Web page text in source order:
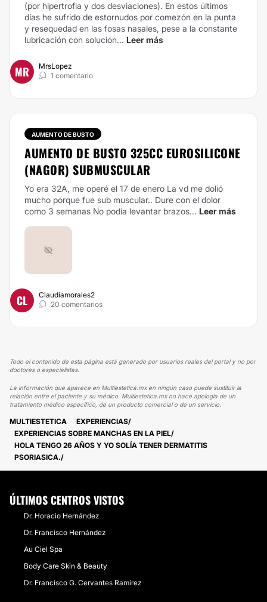
(por hipertrofia y dos desviaciones). En estos últimos
días he sufrido de estornudos por comezón en la punta
y resequedad en las fosas nasales, pese a la constante
lubricación con solución... Leer más
MR
MrsLopez
1 comentario
AUMENTO DE BUSTO
AUMENTO DE BUSTO 325CC EUROSILICONE
(NAGOR) SUBMUSCULAR
Yo era 32A, me operé el 17 de enero La vd me dolió
mucho porque fue sub muscular.. Dure con el dolor
como 3 semanas No podía levantar brazos... Leer más
CL
Claudiamorales2
20 comentarios
Todo el contenido de esta página está generado por usuarios reales del portal y no por
doctores o especialistas.
La información que aparece en Multiestetica.mx en ningún caso puede sustituir la
relación entre el paciente y su médico. Multiestetica.mx no hace apología de un
tratamiento médico específico, de un producto comercial o de un servicio.
MULTIESTETICA
EXPERIENCIAS
EXPERIENCIAS SOBRE MANCHAS EN LA PIEL
HOLA TENGO 26 AÑOS Y YO SOLÍA TENER DERMATITIS
PSORIASICA.
ÚLTIMOS CENTROS VISTOS
Dr. Horacio Hernández
Dr. Francisco Hernández
Au Ciel Spa
Body Care Skin & Beauty
Dr. Francisco G. Cervantes Ramírez